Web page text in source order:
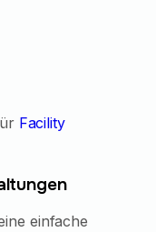
Facility
einfache